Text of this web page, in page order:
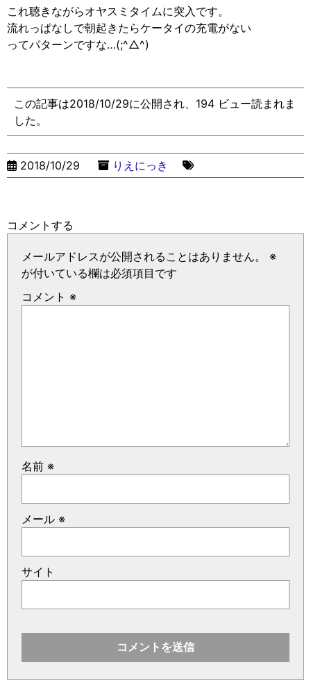
これ聴きながらオヤスミタイムに突入です。
流れっぱなしで朝起きたらケータイの充電がない
ってパターンですな…(;^△︎^)
この記事は2018/10/29に公開され、194 ビュー読まれま
した。
2018/10/29 りえにっき
コメントする
メールアドレスが公開されることはありません。
※
が付いている欄は必須項目です
コメント ※
名前 ※
メール ※
サイト